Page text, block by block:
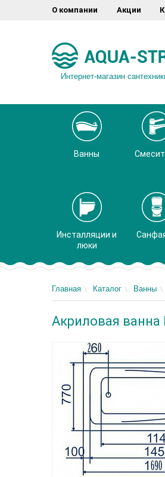
О компании Акции
Интернет-магазин
Ванны
Инсталляции и
люки
Главная Каталог Ванны
Акриловая ванна